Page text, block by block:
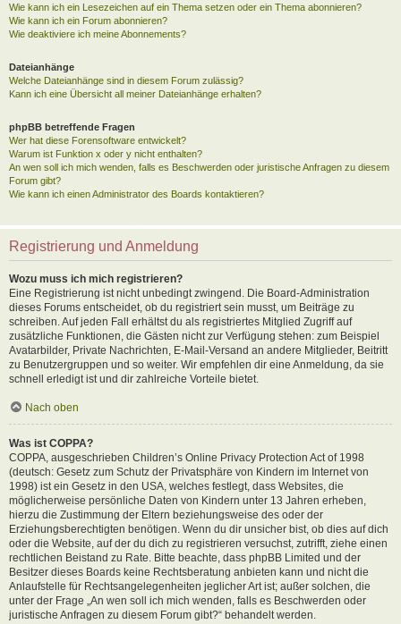
Wie kann ich ein Lesezeichen auf ein Thema setzen oder ein Thema abonnieren?
Wie kann ich ein Forum abonnieren?
Wie deaktiviere ich meine Abonnements?
Dateianhänge
Welche Dateianhänge sind in diesem Forum zulässig?
Kann ich eine Übersicht all meiner Dateianhänge erhalten?
phpBB betreffende Fragen
Wer hat diese Forensoftware entwickelt?
Warum ist Funktion x oder y nicht enthalten?
An wen soll ich mich wenden, falls es Beschwerden oder juristische Anfragen zu diesem
Forum gibt?
Wie kann ich einen Administrator des Boards kontaktieren?
Registrierung und Anmeldung
Wozu muss ich mich registrieren?
Eine Registrierung ist nicht unbedingt zwingend. Die Board-Administration
dieses Forums entscheidet, ob du registriert sein musst, um Beiträge zu
schreiben. Auf jeden Fall erhältst du als registriertes Mitglied Zugriff auf
zusätzliche Funktionen, die Gästen nicht zur Verfügung stehen: zum Beispiel
Avatarbilder, Private Nachrichten, E-Mail-Versand an andere Mitglieder, Beitritt
zu Benutzergruppen und so weiter. Wir empfehlen dir eine Anmeldung, da sie
schnell erledigt ist und dir zahlreiche Vorteile bietet.
Nach oben
Was ist COPPA?
COPPA, ausgeschrieben Children’s Online Privacy Protection Act of 1998
(deutsch: Gesetz zum Schutz der Privatsphäre von Kindern im Internet von
1998) ist ein Gesetz in den USA, welches festlegt, dass Websites, die
möglicherweise persönliche Daten von Kindern unter 13 Jahren erheben,
hierzu die Zustimmung der Eltern beziehungsweise des oder der
Erziehungsberechtigten benötigen. Wenn du dir unsicher bist, ob dies auf dich
oder die Website, auf der du dich zu registrieren versuchst, zutrifft, ziehe einen
rechtlichen Beistand zu Rate. Bitte beachte, dass phpBB Limited und der
Besitzer dieses Boards keine Rechtsberatung anbieten kann und nicht die
Anlaufstelle für Rechtsangelegenheiten jeglicher Art ist; außer solchen, die
unter der Frage „An wen soll ich mich wenden, falls es Beschwerden oder
juristische Anfragen zu diesem Forum gibt?“ behandelt werden.